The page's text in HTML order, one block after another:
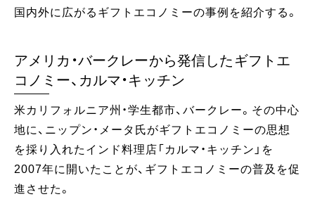
国内外に広がるギフトエコノミーの事例を紹介する。
アメリカ・バークレーから発信したギフトエ
コノミー、カルマ・キッチン
米カリフォルニア州・学生都市、バークレー。その中心
地に、ニップン・メータ氏がギフトエコノミーの思想
を採り入れたインド料理店「カルマ・キッチン」を
2007年に開いたことが、ギフトエコノミーの普及を促
進させた。